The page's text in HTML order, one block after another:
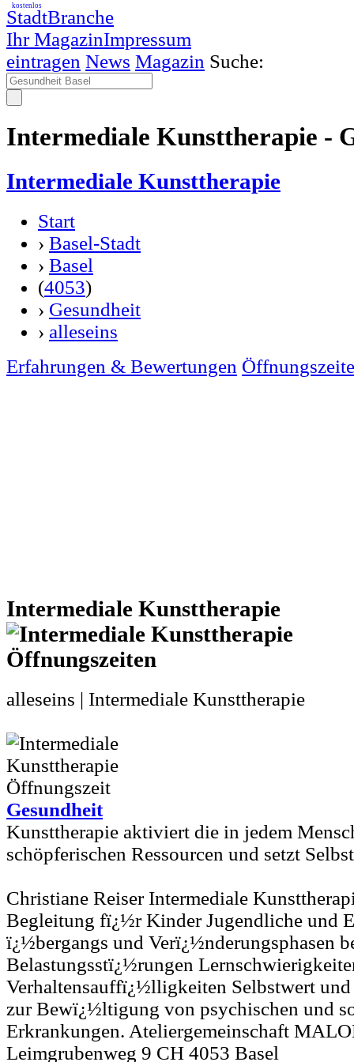
StadtBranche
Ihr MagazinImpressum
kostenlos
eintragen News Magazin Suche:
Intermediale Kunsttherapie -
Intermediale Kunsttherapie
Start
› Basel-Stadt
› Basel
(4053)
› Gesundheit
› alleseins
Erfahrungen & Bewertungen
Intermediale Kunsttherapie
alleseins | Intermediale Kunsttherapie
Gesundheit
Kunsttherapie aktiviert die in jedem
schöpferischen Ressourcen und setzt
Christiane Reiser Intermediale
Begleitung fï¿½r Kinder Jugendliche und
ï¿½bergangs und Verï¿½nderungsphasen
Belastungsstï¿½rungen
Verhaltensauffï¿½lligkeiten Selbstwert
zur Bewï¿½ltigung von psychischen und
Erkrankungen. Ateliergemeinschaft
Leimgrubenweg 9 CH 4053 Basel